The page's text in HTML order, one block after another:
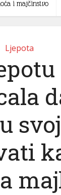
i majčinstvo
Ljepota